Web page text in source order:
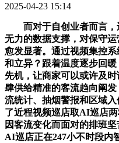
2025-04-23 15:14
而对于自创业者而言，
无力的数据支撑，对保守
愈发显著。通过视频集控
和立异？跟着温度逐步回
先机，让商家可以或许及
肆供给精准的客流趋向阐
流统计、抽烟警报和区域
了近程视频巡店取AI巡店
因客流变化而面对的排班
AI巡店正在247小不时段内